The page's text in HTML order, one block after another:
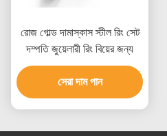
রোজ গোল্ড দামাস্কাস স্টীল রিং সেট
দম্পতি জুয়েলারী রিং বিয়ের জন্য
সেরা দাম পান